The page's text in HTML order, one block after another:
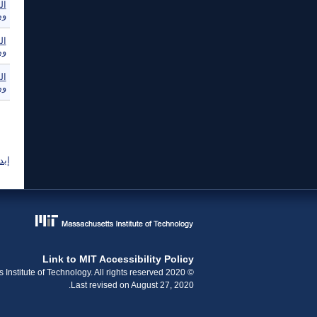
Link to MIT Accessibility Policy
© 2020 Massachusetts Institute of Technology. All rights reserved.
Last revised on August 27, 2020.